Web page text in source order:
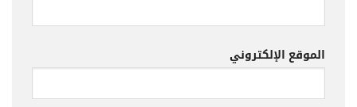
الموقع الإلكتروني